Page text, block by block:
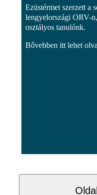
Ezüstérmet szerzett a
lengyelországi ORV-
osztályos tanulónk.
Bővebben itt lehet